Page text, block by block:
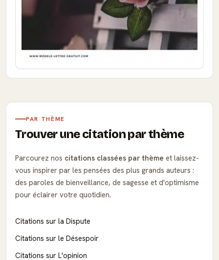
PAR THÈME
Trouver une citation par thème
Parcourez nos citations classées par thème et laissez-
vous inspirer par les pensées des plus grands auteurs :
des paroles de bienveillance, de sagesse et d'optimisme
pour éclairer votre quotidien.
Citations sur la Dispute
Citations sur le Désespoir
Citations sur L'opinion